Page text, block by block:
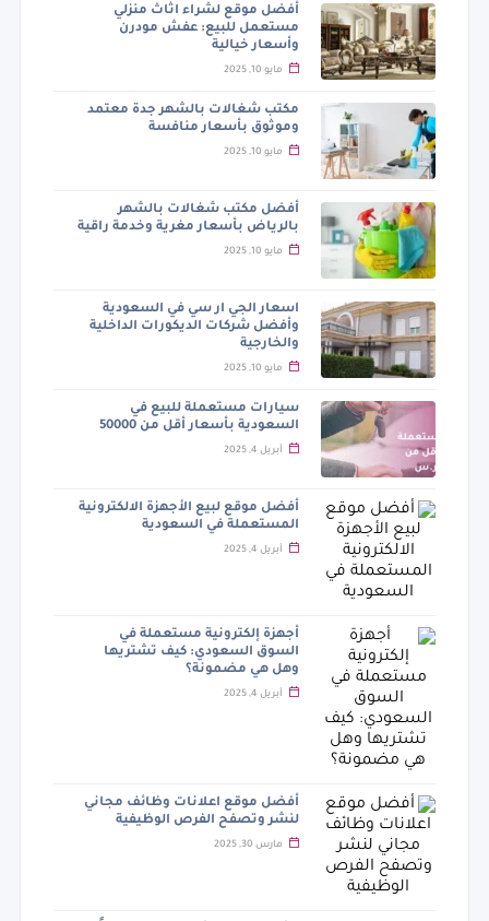
أفضل موقع لشراء اثاث منزلي
مستعمل للبيع: عفش مودرن
وأسعار خيالية
مايو 10, 2025
مكتب شغالات بالشهر جدة معتمد
وموثوق بأسعار منافسة
مايو 10, 2025
أفضل مكتب شغالات بالشهر
بالرياض بأسعار مغرية وخدمة راقية
مايو 10, 2025
اسعار الجي ار سي في السعودية
وأفضل شركات الديكورات الداخلية
والخارجية
مايو 10, 2025
سيارات مستعملة للبيع في
السعودية بأسعار أقل من 50000
أبريل 4, 2025
أفضل موقع لبيع الأجهزة الالكترونية
المستعملة في السعودية
أبريل 4, 2025
أجهزة إلكترونية مستعملة في
السوق السعودي: كيف تشتريها
وهل هي مضمونة؟
أبريل 4, 2025
أفضل موقع اعلانات وظائف مجاني
لنشر وتصفح الفرص الوظيفية
مارس 30, 2025